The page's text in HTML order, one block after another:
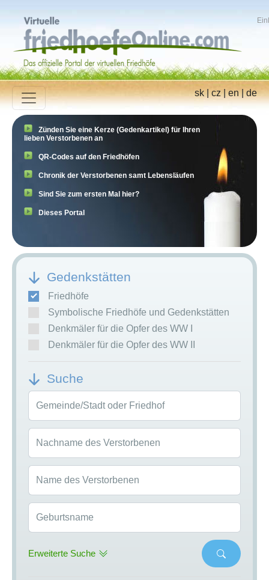
sk|cz|en|de
Zünden Sie eine Kerze (Gedenkartikel) für Ihren
lieben Verstorbenen an
QR-Codes auf den Friedhöfen
Chronik der Verstorbenen samt Lebensläufen
Sind Sie zum ersten Mal hier?
Dieses Portal
Gedenkstätten
Friedhöfe
Symbolische Friedhöfe und Gedenkstätten
Denkmäler für die Opfer des WW I
Denkmäler für die Opfer des WW II
Suche
Gemeinde/Stadt oder Friedhof
Nachname des Verstorbenen
Name des Verstorbenen
Geburtsname
Erweiterte Suche